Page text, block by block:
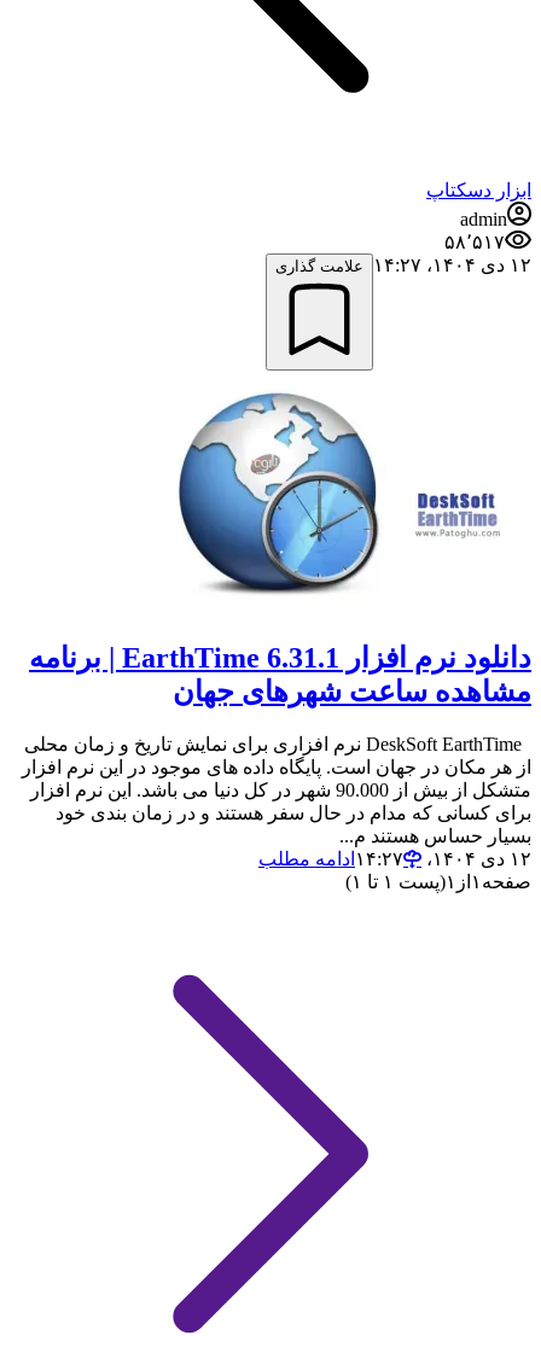
ابزار دسکتاپ
admin
۵۸٬۵۱۷
۱۲ دی ۱۴۰۴،‏ ۱۴:۲۷
علامت گذاری
دانلود نرم افزار EarthTime 6.31.1 | برنامه
مشاهده ساعت شهرهای جهان
DeskSoft EarthTime نرم افزاری برای نمایش تاریخ و زمان محلی
از هر مکان در جهان است. پایگاه داده های موجود در این نرم افزار
متشکل از بیش از 90.000 شهر در کل دنیا می باشد. این نرم افزار
برای کسانی که مدام در حال سفر هستند و در زمان بندی خود
بسیار حساس هستند م...
۱۲ دی ۱۴۰۴،‏ ۱۴:۲۷
ادامه مطلب
صفحه ۱ از ۱(پست ۱ تا ۱)